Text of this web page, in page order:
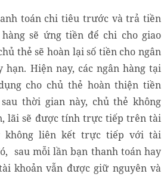
toán chi tiêu trước và trả tiền
sẽ ứng tiền để chi cho giao
thẻ sẽ hoàn lại số tiền cho ngân
hạn. Hiện nay, các ngân hàng tại
cho chủ thẻ hoàn thiện tiền
thời gian này, chủ thẻ không
lãi sẽ được tính trực tiếp trên tài
không liên kết trực tiếp với tài
sau mỗi lần bạn thanh toán hay
khoản vẫn được giữ nguyên và